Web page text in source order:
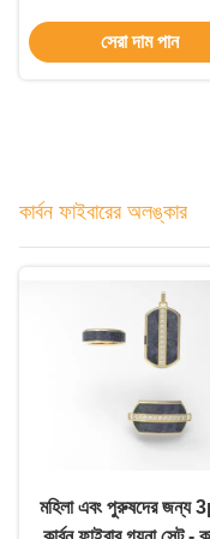
তৈরি
সেরা দাম পান
কার্বন ফাইবারের অলঙ্কার
মহিলা এবং পুরুষদের জন্য